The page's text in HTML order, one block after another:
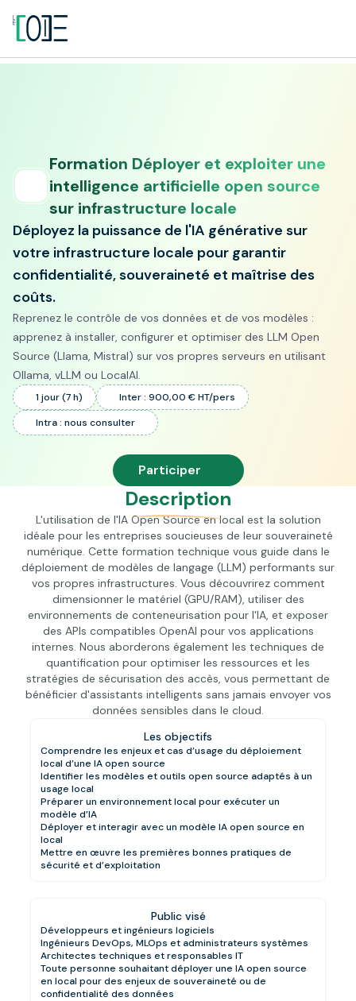
Formation Déployer et exploiter une
intelligence artificielle open source
sur infrastructure locale
Déployez la puissance de l'IA générative sur
votre infrastructure locale pour garantir
confidentialité, souveraineté et maîtrise des
coûts.
Reprenez le contrôle de vos données et de vos modèles :
apprenez à installer, configurer et optimiser des LLM Open
Source (Llama, Mistral) sur vos propres serveurs en utilisant
Ollama, vLLM ou LocalAI.
1 jour (7 h)
Inter : 900,00 € HT/pers
Intra : nous consulter
Participer
Description
L'utilisation de l'IA Open Source en local est la solution
idéale pour les entreprises soucieuses de leur souveraineté
numérique. Cette formation technique vous guide dans le
déploiement de modèles de langage (LLM) performants sur
vos propres infrastructures. Vous découvrirez comment
dimensionner le matériel (GPU/RAM), utiliser des
environnements de conteneurisation pour l'IA, et exposer
des APIs compatibles OpenAI pour vos applications
internes. Nous aborderons également les techniques de
quantification pour optimiser les ressources et les
stratégies de sécurisation des accès, vous permettant de
bénéficier d'assistants intelligents sans jamais envoyer vos
données sensibles dans le cloud.
Les objectifs
Comprendre les enjeux et cas d’usage du déploiement
local d’une IA open source
Identifier les modèles et outils open source adaptés à un
usage local
Préparer un environnement local pour exécuter un
modèle d’IA
Déployer et interagir avec un modèle IA open source en
local
Mettre en œuvre les premières bonnes pratiques de
sécurité et d’exploitation
Public visé
Développeurs et ingénieurs logiciels
Ingénieurs DevOps, MLOps et administrateurs systèmes
Architectes techniques et responsables IT
Toute personne souhaitant déployer une IA open source
en local pour des enjeux de souveraineté ou de
confidentialité des données